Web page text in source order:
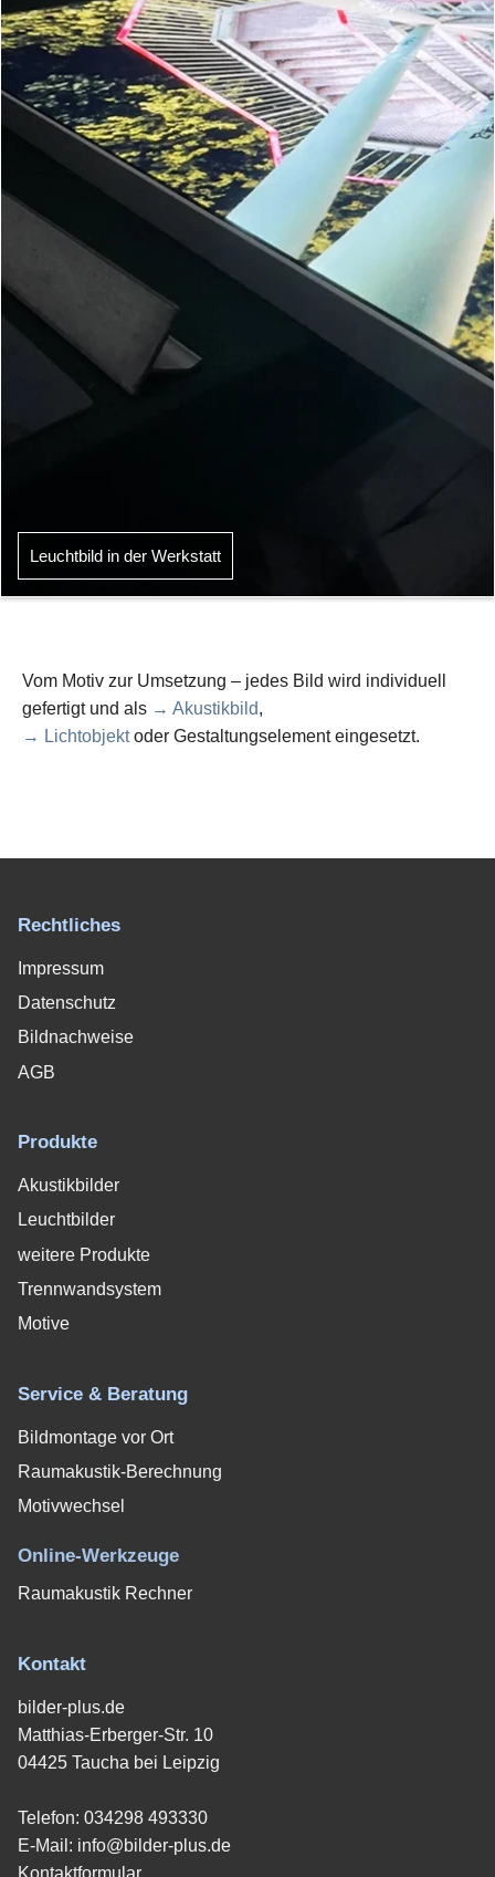
Leuchtbild in der Werkstatt
Vom Motiv zur Umsetzung – jedes Bild wird individuell
gefertigt und als → Akustikbild,
→ Lichtobjektoder Gestaltungselement eingesetzt.
Rechtliches
Impressum
Datenschutz
Bildnachweise
AGB
Produkte
Akustikbilder
Leuchtbilder
weitere Produkte
Trennwandsystem
Motive
Service & Beratung
Bildmontage vor Ort
Raumakustik-Berechnung
Motivwechsel
Online-Werkzeuge
Raumakustik Rechner
Kontakt
bilder-plus.de
Matthias-Erberger-Str. 10
04425 Taucha bei Leipzig
Telefon: 034298 493330
E-Mail: info@bilder-plus.de
Kontaktformular